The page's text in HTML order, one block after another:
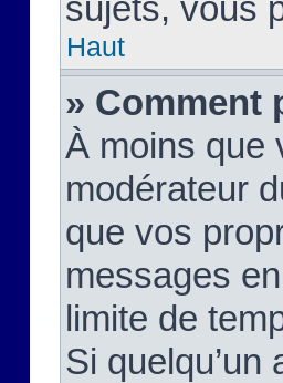
sujets, vous
Haut
» Comment
À moins que
modérateur
que vos
messages
limite de
Si